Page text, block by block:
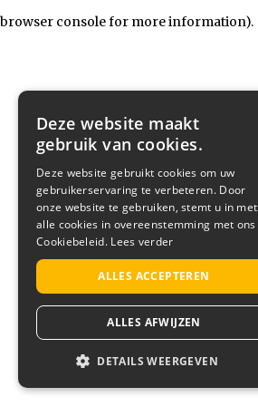
browser console for more information).
Deze website maakt
gebruik van cookies.
Deze website gebruikt cookies om uw
gebruikerservaring te verbeteren. Door
onze website te gebruiken, stemt u in met
alle cookies in overeenstemming met ons
Cookiebeleid. Lees verder
ALLES ACCEPTEREN
ALLES AFWIJZEN
DETAILS WEERGEVEN
STRIKT NOODZAKELIJK